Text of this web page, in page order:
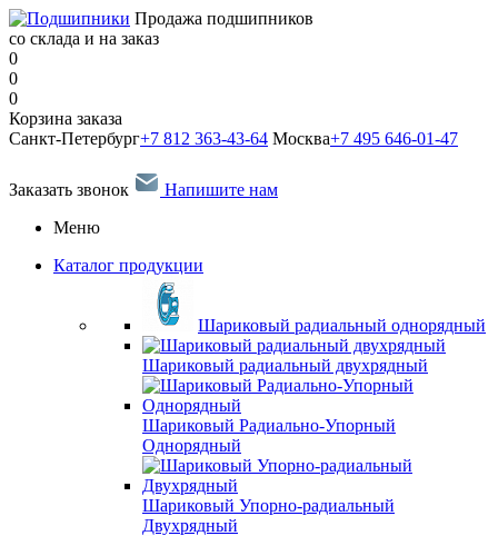
Продажа подшипников
со склада и на заказ
0
0
0
Корзина заказа
Санкт-Петербург+7 812 363-43-64 Москва+7 495 646-01-47
Заказать звонок
Напишите нам
Меню
Каталог продукции
Шариковый радиальный однорядный
Шариковый радиальный двухрядный
Шариковый Радиально-Упорный
Однорядный
Шариковый Упорно-радиальный
Двухрядный